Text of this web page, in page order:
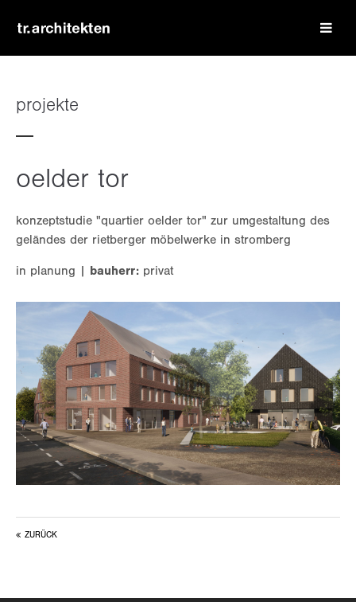
passwort
support
lorem ipsum dolor sit amet:
24h / 365days
we offer support for our customers
mon - fri 8:00am - 5:00pm(gmt +1)
get in touch
projekte
oelder tor
konzeptstudie "quartier oelder tor" zur umgestaltung des
geländes der rietberger möbelwerke in stromberg
in planung | bauherr: privat
ZURÜCK